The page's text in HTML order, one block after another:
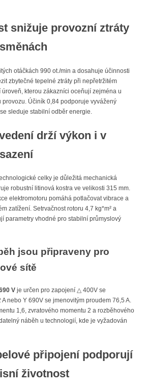
snižuje provozní ztráty
otáčkách 990 ot./min a dosahuje účinnosti
zbytečné tepelné ztráty při nepřetržitém
kterou zákazníci oceňují zejména u
Účiník 0,84 podporuje vyvážený
sleduje stabilní odběr energie.
drží výkon i v
celky je důležitá mechanická
robustní litinová kostra ve velikosti 315 mm.
elektromotoru pomáhá potlačovat vibrace a
zatížení. Setrvačnost rotoru 4,7 kg*m² a
parametry vhodné pro stabilní průmyslový
jsou připraveny pro
sítě
V je určen pro zapojení △ 400V se
nebo Y 690V se jmenovitým proudem 76,5 A.
1,6, zvratového momentu 2 a rozběhového
náběh u technologií, kde je vyžadován
připojení podporují
životnost